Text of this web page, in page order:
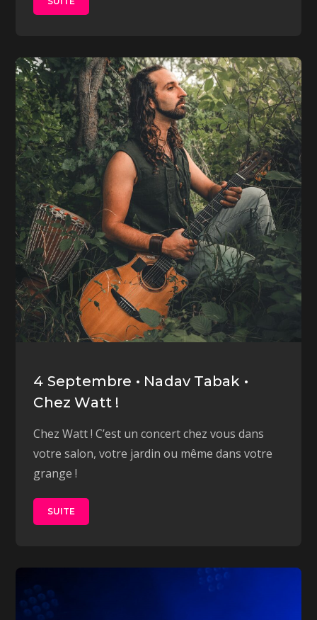
4 Septembre • Nadav Tabak •
Chez Watt !
Chez Watt ! C’est un concert chez vous dans
votre salon, votre jardin ou même dans votre
grange !
SUITE